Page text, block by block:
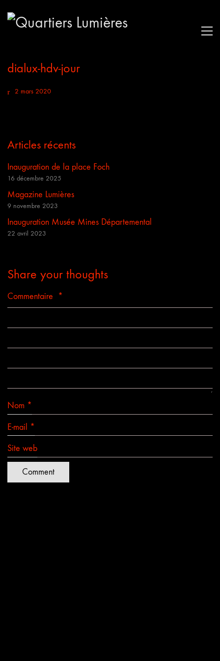
dialux-hdv-jour
2 mars 2020
Articles récents
Inauguration de la place Foch
16 décembre 2025
Magazine Lumières
9 novembre 2023
Inauguration Musée Mines Départemental
22 avril 2023
Share your thoughts
Commentaire *
Nom *
E-mail *
Site web